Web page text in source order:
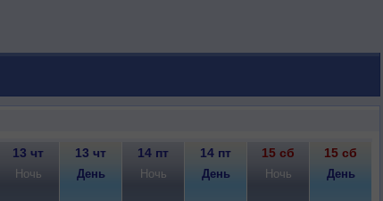
13 чт 13 чт 14 пт 14 пт 15 сб 15 сб
Ночь День Ночь День Ночь День